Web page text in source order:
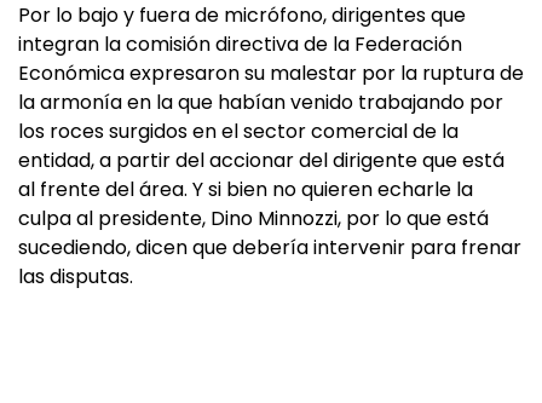
Por lo bajo y fuera de micrófono, dirigentes que
integran la comisión directiva de la Federación
Económica expresaron su malestar por la ruptura de
la armonía en la que habían venido trabajando por
los roces surgidos en el sector comercial de la
entidad, a partir del accionar del dirigente que está
al frente del área. Y si bien no quieren echarle la
culpa al presidente, Dino Minnozzi, por lo que está
sucediendo, dicen que debería intervenir para frenar
las disputas.